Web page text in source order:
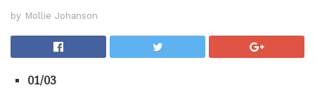
by Mollie Johanson
01/03